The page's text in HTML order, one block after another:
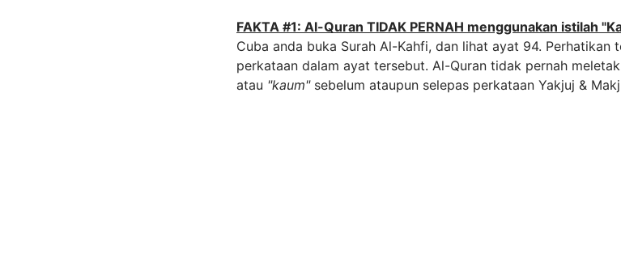
FAKTA #1: Al-Quran TIDAK PERNAH menggunakan istilah
Cuba anda buka Surah Al-Kahfi, dan lihat ayat 94. Perhatikan
perkataan dalam ayat tersebut. Al-Quran tidak pernah
atau "kaum"sebelum ataupun selepas perkataan Yakjuj &